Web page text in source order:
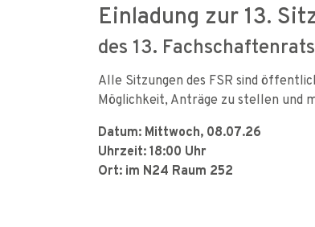
Einladung zur 13.
des 13.
Alle Sitzungen des FSR sind
Möglichkeit, Anträge zu stellen und
Datum: Mittwoch, 08.07.26
Uhrzeit: 18:00 Uhr
Ort: im N24 Raum 252